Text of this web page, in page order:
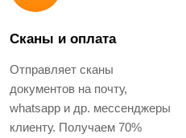
Сканы и оплата
Отправляет сканы
документов на почту,
whatsapp и др. мессенджеры
клиенту. Получаем 70%